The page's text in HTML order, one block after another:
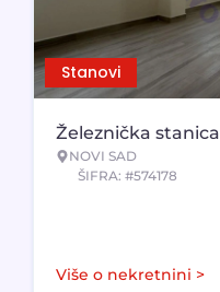
Stanovi
Železnička stanica
NOVI SAD
ŠIFRA: #574178
Više o nekretnini >